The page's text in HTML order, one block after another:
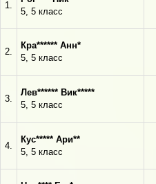
1.
5, 5 класс
2.
Кра****** Анн*
5, 5 класс
3.
Лев****** Вик*****
5, 5 класс
4.
Кус***** Ари**
5, 5 класс